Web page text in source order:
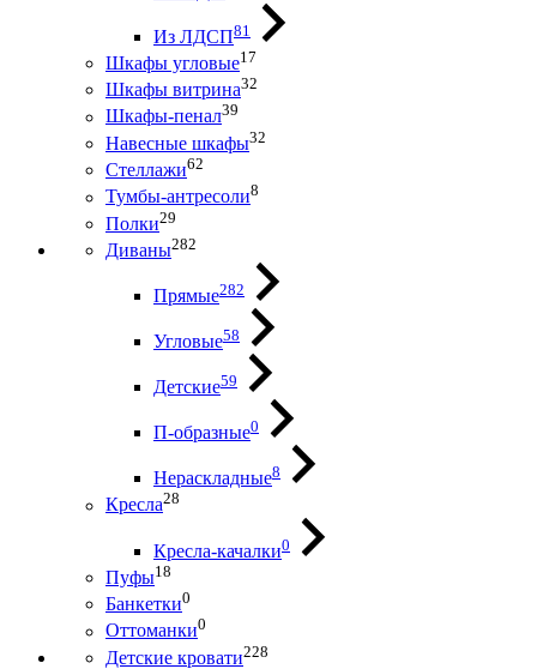
Из ЛДСП81
Шкафы угловые17
Шкафы витрина32
Шкафы-пенал39
Навесные шкафы32
Стеллажи62
Тумбы-антресоли8
Полки29
Диваны282
Прямые282
Угловые58
Детские59
П-образные0
Нераскладные8
Кресла28
Кресла-качалки0
Пуфы18
Банкетки0
Оттоманки0
Детские кровати228